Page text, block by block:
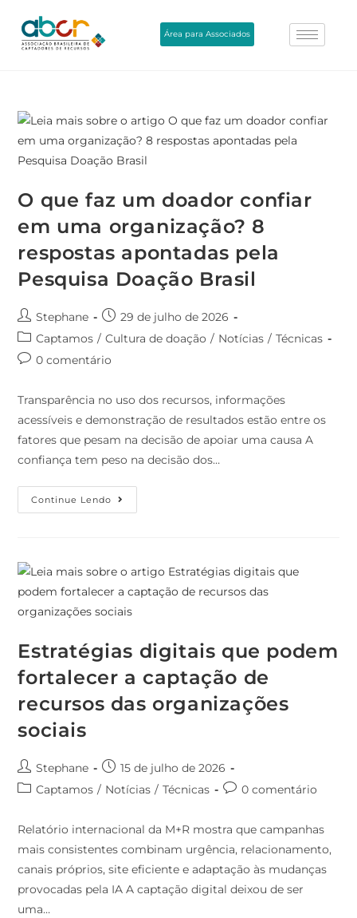
Área para Associados
O que faz um doador confiar
em uma organização? 8
respostas apontadas pela
Pesquisa Doação Brasil
Stephane
29 de julho de 2026
Captamos / Cultura de doação / Notícias / Técnicas
0 comentário
Transparência no uso dos recursos, informações
acessíveis e demonstração de resultados estão entre os
fatores que pesam na decisão de apoiar uma causa A
confiança tem peso na decisão dos…
Continue Lendo
Estratégias digitais que podem
fortalecer a captação de
recursos das organizações
sociais
Stephane
15 de julho de 2026
Captamos / Notícias / Técnicas 0 comentário
Relatório internacional da M+R mostra que campanhas
mais consistentes combinam urgência, relacionamento,
canais próprios, site eficiente e adaptação às mudanças
provocadas pela IA A captação digital deixou de ser
uma…